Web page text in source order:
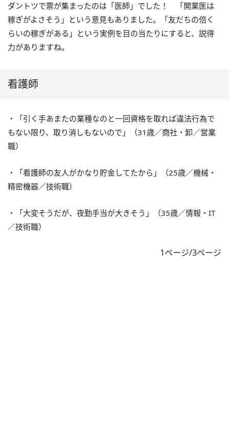
ダントツで票が集まったのは「医師」でした！ 「開業医は
稼ぎがよさそう」という意見もありました。「友だちの倍く
らいの稼ぎがある」という実例を目の当たりにすると、説得
力がありますね。
看護師
・「引く手あまたの業種なのと一回資格を取れば違法行為で
もない限り、取り消しもないので」（31歳／商社・卸／営業
職）
・「看護師の友人がかなり貯金してたから」（25歳／機械・
精密機器／技術職）
・「大変そうだが、夜勤手当が大きそう」（35歳／情報・IT
／技術職）
1ページ/3ページ